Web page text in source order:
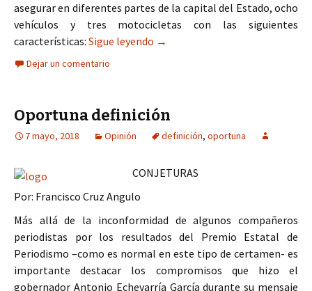
asegurar en diferentes partes de la capital del Estado, ocho
vehículos y tres motocicletas con las siguientes
características: Sigue leyendo Atiende de manera oportuna el
→
Dejar un comentario
Oportuna definición
7 mayo, 2018 Opinión definición, oportuna
CONJETURAS
Por: Francisco Cruz Angulo
Más allá de la inconformidad de algunos compañeros
periodistas por los resultados del Premio Estatal de
Periodismo –como es normal en este tipo de certamen- es
importante destacar los compromisos que hizo el
gobernador Antonio Echevarría García durante su mensaje